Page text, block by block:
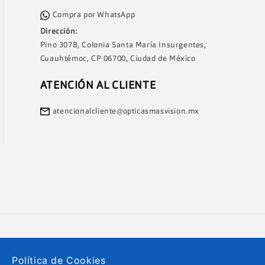
Política de Cookies
Compra por WhatsApp
Dirección:
Pino 307B, Colonia Santa María Insurgentes,
Cuauhtémoc, CP 06700, Ciudad de México
ATENCIÓN AL CLIENTE
atencionalcliente@opticasmasvision.mx